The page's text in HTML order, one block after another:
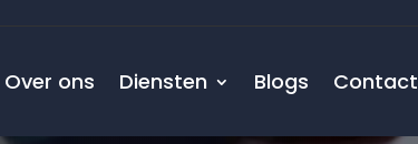
Over ons Diensten Blogs Contact